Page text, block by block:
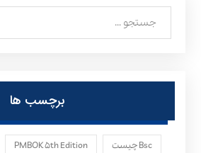
برچسب ها
Bsc چیست PMBOK ۵th Edition